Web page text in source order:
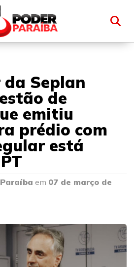
Seplan
de
emitiu
prédio com
está
em 07 de março de